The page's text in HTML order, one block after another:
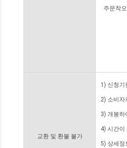
주문착
교환 및 환불 불가
1) 신청기
2) 소비자
3) 개봉하
4) 시간이
5) 상세정